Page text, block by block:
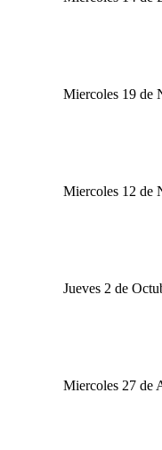
Miercoles 19 de
Miercoles 12 de
Jueves 2 de
Miercoles 27 de